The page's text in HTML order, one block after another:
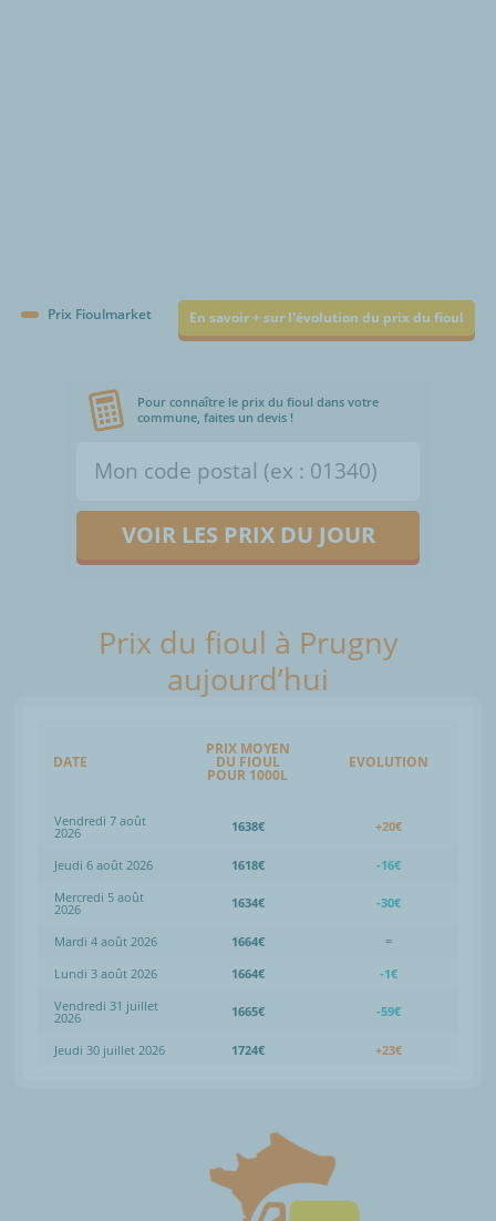
Prix Fioulmarket En savoir + sur l'évolution du prix du fioul
Pour connaître le prix du fioul dans votre
commune, faites un devis !
VOIR LES PRIX DU JOUR
Prix du fioul à Prugny
aujourd’hui
DATE
PRIX MOYEN
DU FIOUL
POUR 1000L
EVOLUTION
Vendredi 7 août
2026 1638€ +20€
Jeudi 6 août 2026 1618€
-16€
Mercredi 5 août
2026 1634€ -30€
Mardi 4 août 2026 1664€
=
Lundi 3 août 2026
1664€
-1€
Vendredi 31 juillet
2026 1665€ -59€
Jeudi 30 juillet 2026 1724€ +23€